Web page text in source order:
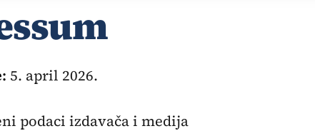
5. april 2026.
podaci izdavača i medija